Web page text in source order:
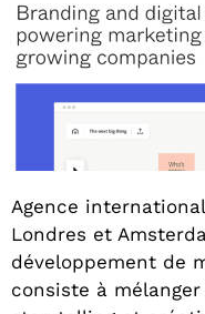
Agence
Londres et
développement de
consiste à